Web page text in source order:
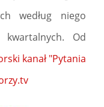
według niego
Od
kanał "Pytania